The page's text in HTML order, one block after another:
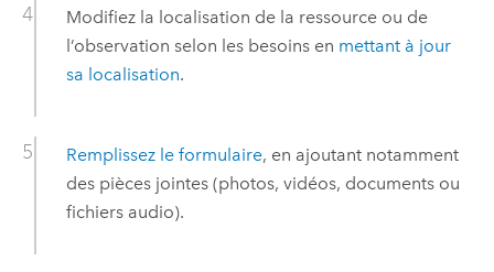
Modifiez la localisation de la ressource ou de
l’observation selon les besoins en mettant à jour
sa localisation.
Remplissez le formulaire, en ajoutant notamment
des pièces jointes (photos, vidéos, documents ou
fichiers audio).